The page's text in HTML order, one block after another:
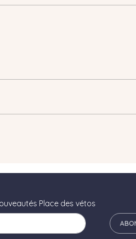
Place des vétos